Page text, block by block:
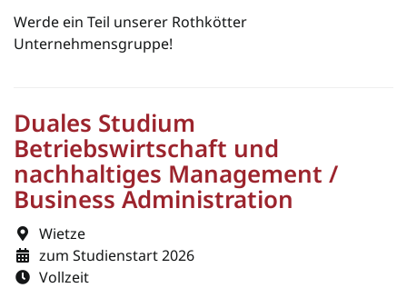
Duales Studium
Betriebswirtschaft und
nachhaltiges Management /
Business Administration
Wietze
zum Studienstart 2026
Vollzeit
Werde ein Teil unserer Rothkötter
Unternehmensgruppe!